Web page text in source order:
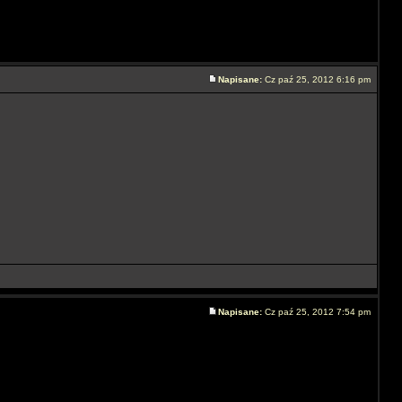
Napisane: Cz paź 25, 2012 6:16 pm
Napisane: Cz paź 25, 2012 7:54 pm